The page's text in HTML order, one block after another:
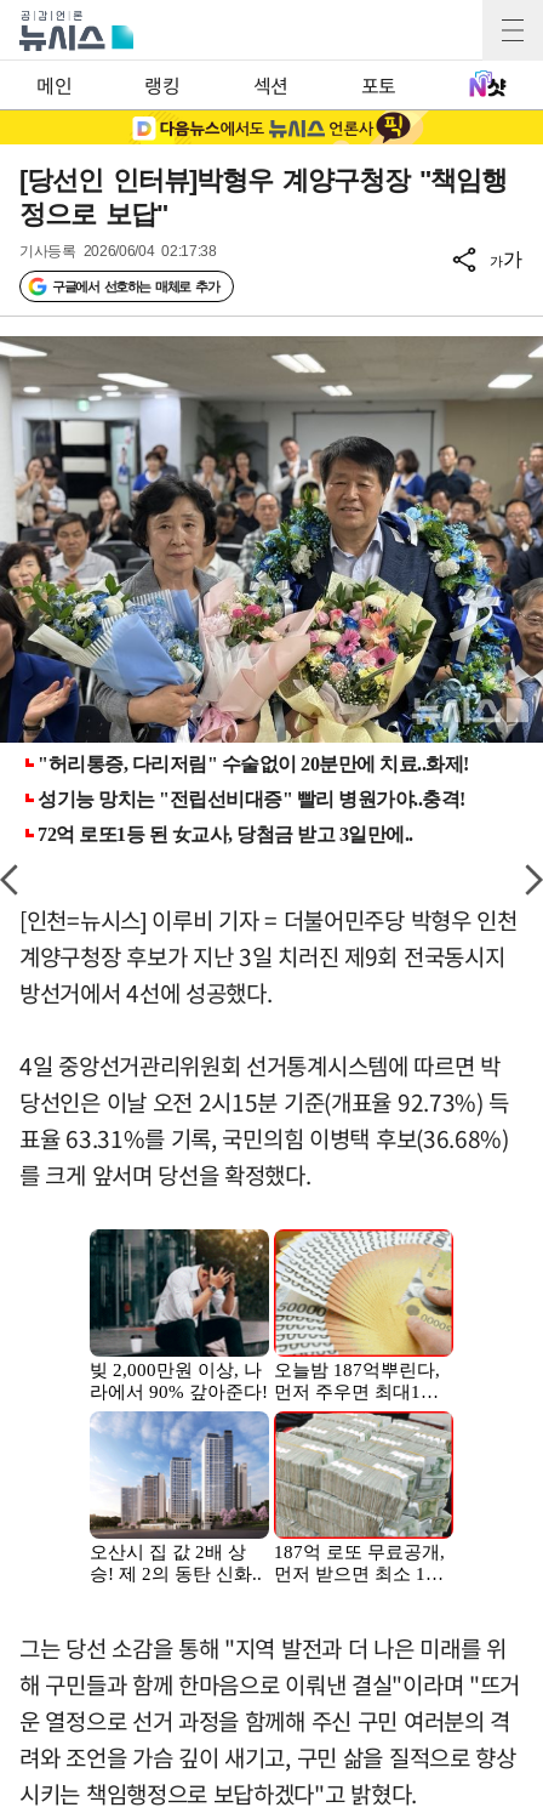
메인 랭킹 섹션 포토
[당선인 인터뷰]박형우 계양구청장 "책임행
정으로 보답"
기사등록 2026/06/04 02:17:38
구글에서 선호하는 매체로 추가
가가
[인천=뉴시스] 이루비 기자 = 더불어민주당 박형우 인천
계양구청장 후보가 지난 3일 치러진 제9회 전국동시지
방선거에서 4선에 성공했다.
4일 중앙선거관리위원회 선거통계시스템에 따르면 박
당선인은 이날 오전 2시15분 기준(개표율 92.73%) 득
표율 63.31%를 기록, 국민의힘 이병택 후보(36.68%)
를 크게 앞서며 당선을 확정했다.
그는 당선 소감을 통해 "지역 발전과 더 나은 미래를 위
해 구민들과 함께 한마음으로 이뤄낸 결실"이라며 "뜨거
운 열정으로 선거 과정을 함께해 주신 구민 여러분의 격
려와 조언을 가슴 깊이 새기고, 구민 삶을 질적으로 향상
시키는 책임행정으로 보답하겠다"고 밝혔다.